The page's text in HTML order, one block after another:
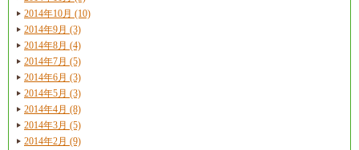
2014年10月 (10)
2014年9月 (3)
2014年8月 (4)
2014年7月 (5)
2014年6月 (3)
2014年5月 (3)
2014年4月 (8)
2014年3月 (5)
2014年2月 (9)